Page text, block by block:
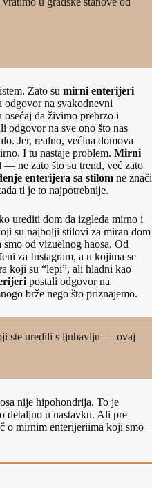
Zato su mirni enterijeri
odgovor na svakodnevni
da živimo prebrzo i
odgovor na sve ono što nas
Jer, realno, većina domova
I tu nastaje problem. Mirni
— ne zato što su trend, već zato
enterijera sa stilom ne znači
ti je to najpotrebnije.
urediti dom da izgleda mirno i
su najbolji stilovi za miran dom
od vizuelnog haosa. Od
za Instagram, a u kojima se
koji su “lepi”, ali hladni kao
postali odgovor na
brže nego što priznajemo.
ste uredili s ljubavlju — ovaj
nije hipohondrija. To je
detaljno u nastavku. Ali pre
o mirnim enterijeriima koji smo